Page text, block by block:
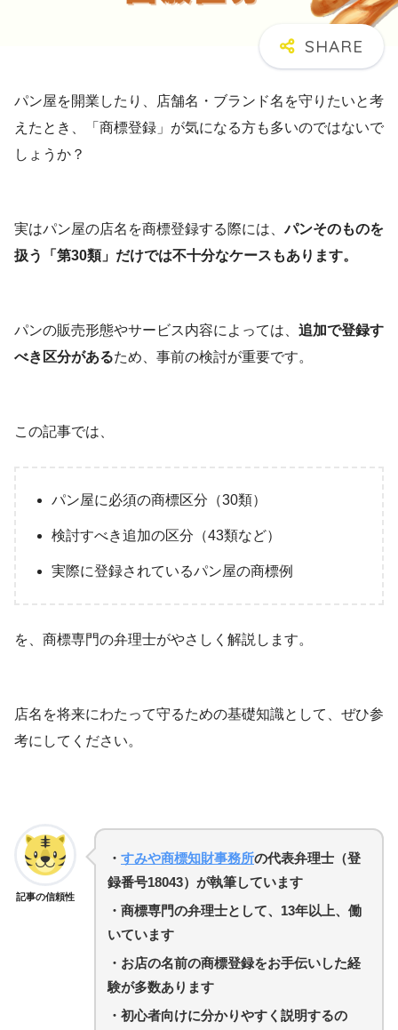
パン屋を開業したり、店舗名・ブランド名を守りたいと考
えたとき、「商標登録」が気になる方も多いのではないで
しょうか？
実はパン屋の店名を商標登録する際には、パンそのものを
扱う「第30類」だけでは不十分なケースもあります。
パンの販売形態やサービス内容によっては、 追加で登録す
べき区分があるため、事前の検討が重要です。
この記事では、
パン屋に必須の商標区分（30類）
検討すべき追加の区分（43類など）
実際に登録されているパン屋の商標例
を、商標専門の弁理士がやさしく解説します。
店名を将来にわたって守るための基礎知識として、ぜひ参
考にしてください。
記事の信頼性
・ すみや商標知財事務所の代表弁理士（登
録番号18043）が執筆しています
・商標専門の弁理士として、13年以上、働
いています
・お店の名前の商標登録をお手伝いした経
験が多数あります
・初心者向けに分かりやすく説明するの